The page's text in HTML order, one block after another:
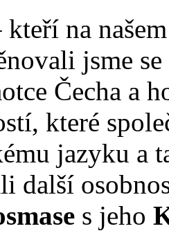
kteří na
jsme
Čecha a
které
jazyku a
další
s jeho